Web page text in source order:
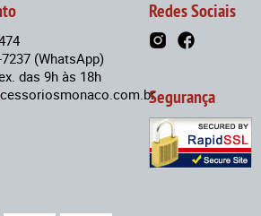
(WhatsApp)
das 9h às 18h
Redes Sociais
Segurança